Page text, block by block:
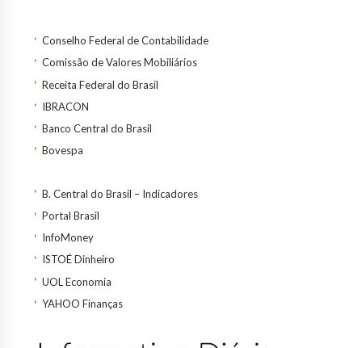
Conselho Federal de Contabilidade
Comissão de Valores Mobiliários
Receita Federal do Brasil
IBRACON
Banco Central do Brasil
Bovespa
B. Central do Brasil – Indicadores
Portal Brasil
InfoMoney
ISTOÉ Dinheiro
UOL Economia
YAHOO Finanças